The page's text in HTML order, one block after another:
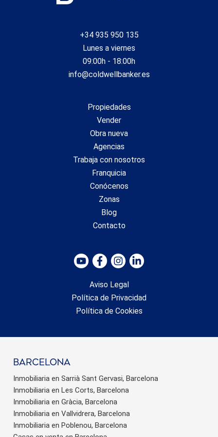
+34 935 950 135
Lunes a viernes
09:00h - 18:00h
info@coldwellbanker.es
Propiedades
Vender
Obra nueva
Agencias
Trabaja con nosotros
Franquicia
Conócenos
Zonas
Blog
Contacto
Aviso Legal
Política de Privacidad
Política de Cookies
barcelona
Inmobiliaria en Sarrià Sant Gervasi, Barcelona
Inmobiliaria en Les Corts, Barcelona
Inmobiliaria en Gràcia, Barcelona
Inmobiliaria en Vallvidrera, Barcelona
Inmobiliaria en Poblenou, Barcelona